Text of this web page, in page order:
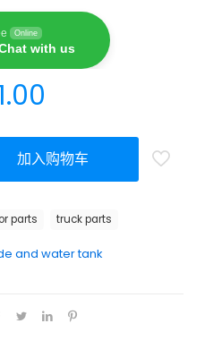
Online
with us
加入购物车
and water tank
parts truck parts